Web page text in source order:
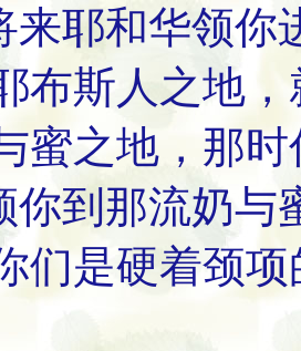
来耶和华领你
布斯人之地
蜜之地，那
你到那流奶与
们是硬着颈